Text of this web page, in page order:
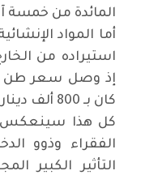
المائدة من خمسة
أما المواد
استيراده من
إذ وصل سعر طن
كان بـ 800 ألف دينار
كل هذا سينعكس
الفقراء وذوو
التأثير الكبير